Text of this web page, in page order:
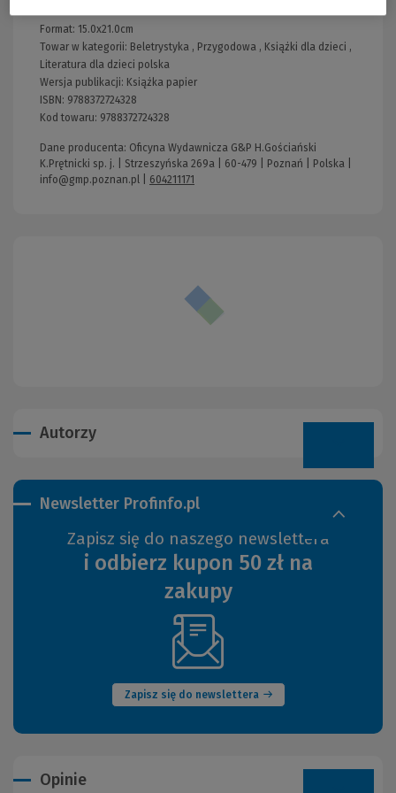
Format: 15.0x21.0cm
Towar w kategorii: Beletrystyka , Przygodowa , Książki dla dzieci ,
Literatura dla dzieci polska
Wersja publikacji: Książka papier
ISBN: 9788372724328
Kod towaru: 9788372724328
Dane producenta: Oficyna Wydawnicza G&P H.Gościański
K.Prętnicki sp. j. | Strzeszyńska 269a | 60-479 | Poznań | Polska |
info@gmp.poznan.pl
604211171
Autorzy
Newsletter Profinfo.pl
Zapisz się do naszego newslettera
i odbierz kupon 50 zł na
zakupy
Zapisz się do newslettera
(Nowe
okno)
Opinie